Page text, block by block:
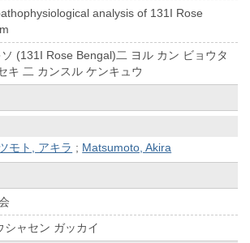
analysis of 131I Rose
(131I Rose Bengal)二 ヨル カン ビョウタ
キ 二 カンスル ケンキュウ
モト, アキラ ; Matsumoto, Akira
シャセン ガッカイ